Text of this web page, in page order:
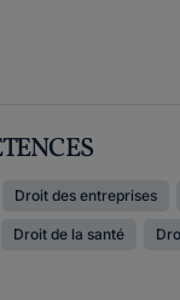
Droit des entreprises
Droit de la santé